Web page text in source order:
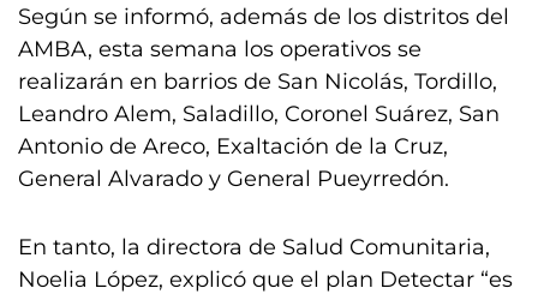
Según se informó, además de los distritos del
AMBA, esta semana los operativos se
realizarán en barrios de San Nicolás, Tordillo,
Leandro Alem, Saladillo, Coronel Suárez, San
Antonio de Areco, Exaltación de la Cruz,
General Alvarado y General Pueyrredón.
En tanto, la directora de Salud Comunitaria,
Noelia López, explicó que el plan Detectar “es